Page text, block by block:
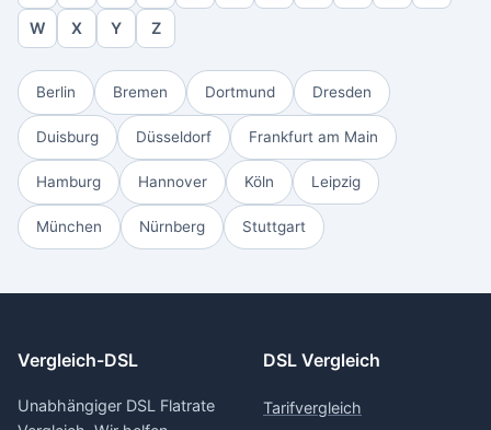
W X Y Z
Berlin Bremen Dortmund Dresden
Duisburg Düsseldorf Frankfurt am Main
Hamburg Hannover Köln Leipzig
München Nürnberg Stuttgart
Vergleich-DSL
Unabhängiger DSL Flatrate
DSL Vergleich
Tarifvergleich